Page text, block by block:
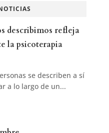
describimos refleja
la psicoterapia
se describen a sí
a lo largo de un...